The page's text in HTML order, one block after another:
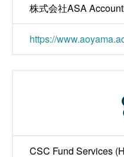
株式会社ASA
https://
CSC Fund Services